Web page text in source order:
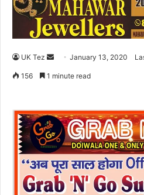
UK Tez
a
e
m
a
i
January 13, 2020
156 1 minute read